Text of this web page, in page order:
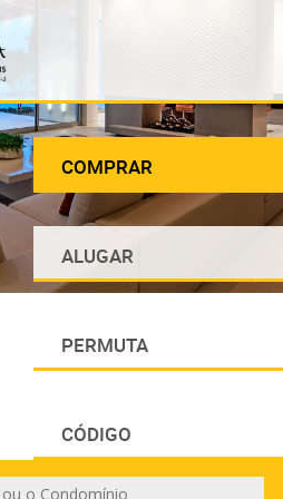
COMPRAR
ALUGAR
PERMUTA
CÓDIGO